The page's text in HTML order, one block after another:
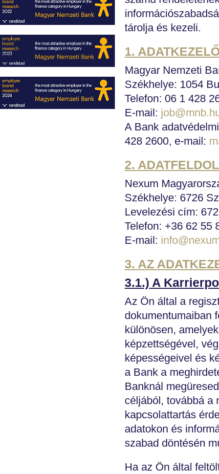
tárolja és kezeli.
1.
Magyar Nemzeti
Székhelye: 1054
Telefon: 06 1 428
E-mail:
A Bank
428 2600, e-mail:
2.
Nexum
Székhelye: 6726
Levelezési cím:
Telefon: +36 62 55
E-mail:
3. AZ
3.1.) A
Az Ön által a
dokumentumaiban
különösen,
képzettségével,
képességeivel és
a Bank a
Banknál
céljából, továbbá a
kapcsolattartás
adatokon és
szabad döntésén
Ha az Ön által